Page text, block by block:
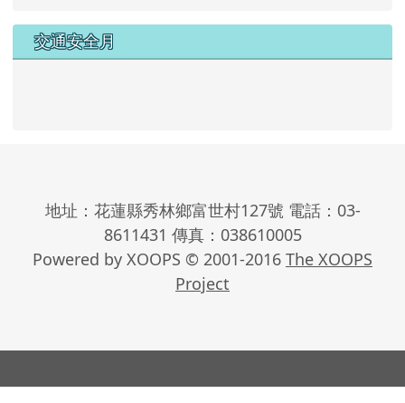
交通安全月
地址：花蓮縣秀林鄉富世村127號 電話：03-
8611431 傳真：038610005
Powered by XOOPS © 2001-2016 The XOOPS
Project